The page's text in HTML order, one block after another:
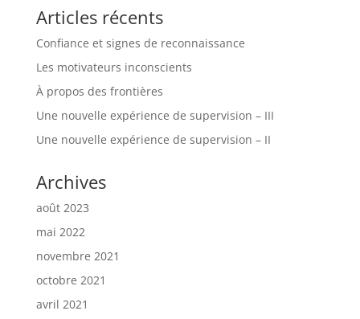
Articles récents
Confiance et signes de reconnaissance
Les motivateurs inconscients
À propos des frontières
Une nouvelle expérience de supervision – III
Une nouvelle expérience de supervision – II
Archives
août 2023
mai 2022
novembre 2021
octobre 2021
avril 2021